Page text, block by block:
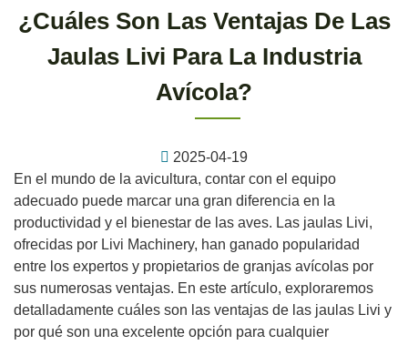
¿Cuáles Son Las Ventajas De Las
Jaulas Livi Para La Industria
Avícola?
2025-04-19
En el mundo de la avicultura, contar con el equipo
adecuado puede marcar una gran diferencia en la
productividad y el bienestar de las aves. Las jaulas Livi,
ofrecidas por Livi Machinery, han ganado popularidad
entre los expertos y propietarios de granjas avícolas por
sus numerosas ventajas. En este artículo, exploraremos
detalladamente cuáles son las ventajas de las jaulas Livi y
por qué son una excelente opción para cualquier